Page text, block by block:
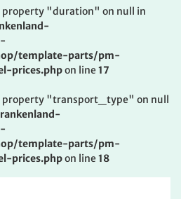
property "duration" on null in
template-parts/pm-
prices.phpon line 17
property "transport_type" on null
template-parts/pm-
prices.phpon line 18